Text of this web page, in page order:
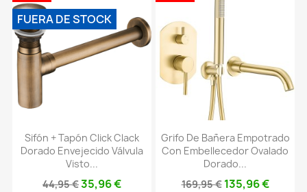
Sifón + Tapón Click Clack
Dorado Envejecido Válvula
Visto...
44,95 €35,96 €
FUERA DE STOCK
Grifo De Bañera Empotrado
Con Embellecedor Ovalado
Dorado...
169,95 € 135,96 €